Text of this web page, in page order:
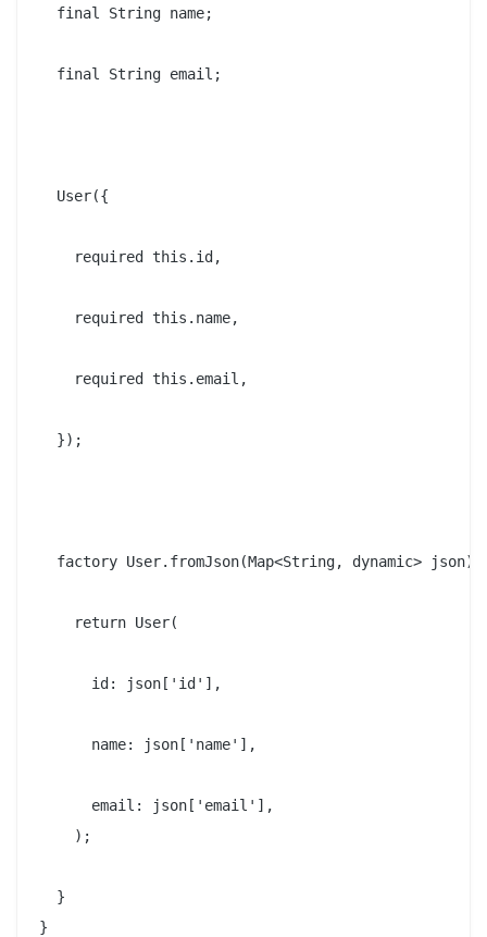
  final String name;
  final String email;
  User({
    required this.id,
    required this.name,
    required this.email,
  });
factory User.fromJson(Map<String, dynamic> json)
    return User(
      id: json['id'],
      name: json['name'],
      email: json['email'],
    );
  }
}